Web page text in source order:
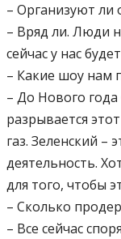
– Организуют ли
– Вряд ли. Люди
сейчас у нас
– Какие шоу нам
– До Нового
разрывается
газ. Зеленский
деятельность.
для того, чтобы
– Сколько
– Все сейчас